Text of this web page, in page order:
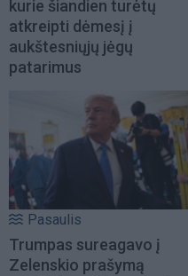
kurie šiandien turėtų
atkreipti dėmesį į
aukštesniųjų jėgų
patarimus
Pasaulis
Trumpas sureagavo į
Zelenskio prašymą